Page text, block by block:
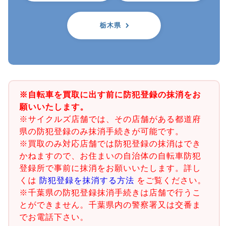
栃木県
※自転車を買取に出す前に防犯登録の抹消をお
願いいたします。
※サイクルズ店舗では、その店舗がある都道府
県の防犯登録のみ抹消手続きが可能です。
※買取のみ対応店舗では防犯登録の抹消はでき
かねますので、お住まいの自治体の自転車防犯
登録所で事前に抹消をお願いいたします。詳し
くは 防犯登録を抹消する方法 をご覧ください。
※千葉県の防犯登録抹消手続きは店舗で行うこ
とができません。千葉県内の警察署又は交番ま
でお電話下さい。